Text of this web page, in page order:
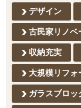
デザイン
古民家リノベ
収納充実
大規模リフォ
ガラスブロッ